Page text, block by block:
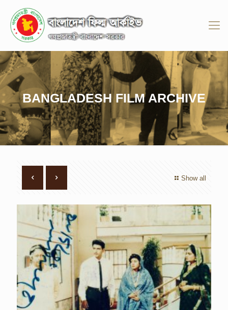
BANGLADESH FILM ARCHIVE
Show all